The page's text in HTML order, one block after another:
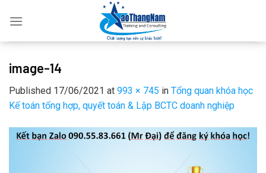
image-14
Published 17/06/2021 at 993 × 745 in Tổng quan khóa học
Kế toán tổng hợp, quyết toán & Lập BCTC doanh nghiệp